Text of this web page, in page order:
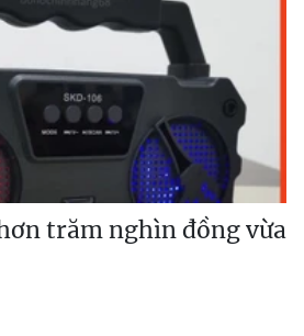
trăm nghìn đồng vừa